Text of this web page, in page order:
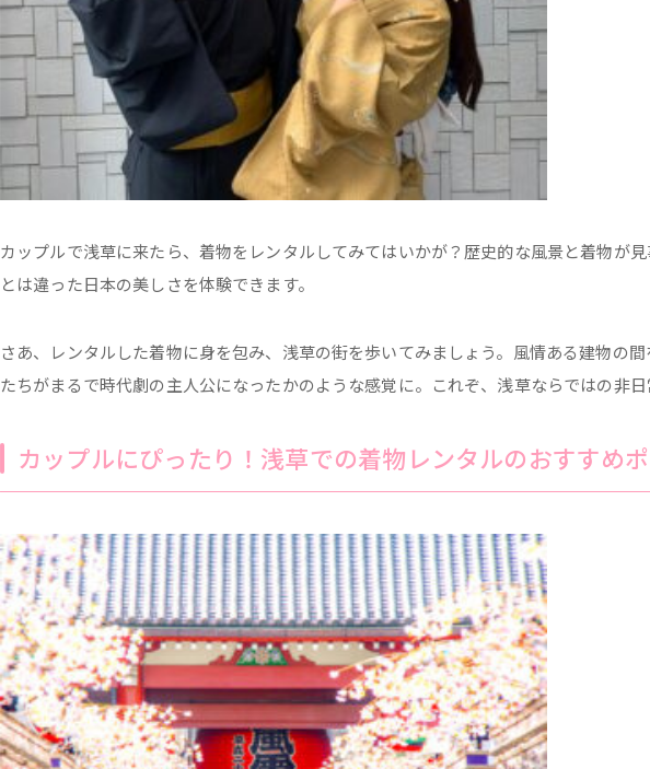
カップルで浅草に来たら、着物をレンタルしてみてはいかが？歴史的な風景と着物が
とは違った日本の美しさを体験できます。
さあ、レンタルした着物に身を包み、浅草の街を歩いてみましょう。風情ある建物の
たちがまるで時代劇の主人公になったかのような感覚に。これぞ、浅草ならではの非
カップルにぴったり！浅草での着物レンタルのおすすめ